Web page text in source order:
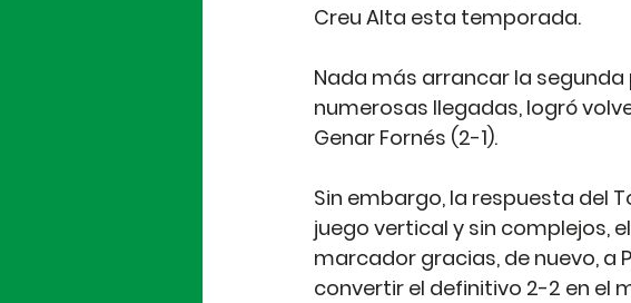
Creu Alta esta temporada.
Nada más arrancar la
numerosas llegadas, logró
Genar Fornés (2-1).
Sin embargo, la respuesta del
juego vertical y sin complejos,
marcador gracias, de nuevo, a
convertir el definitivo 2-2 en el